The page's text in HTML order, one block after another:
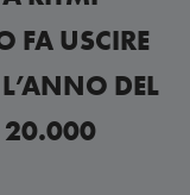
FA USCIRE
DEL
20.000